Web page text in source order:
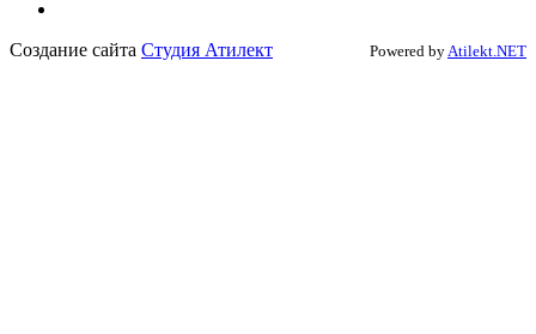
Создание сайта Студия Атилект Powered byAtilekt.NET